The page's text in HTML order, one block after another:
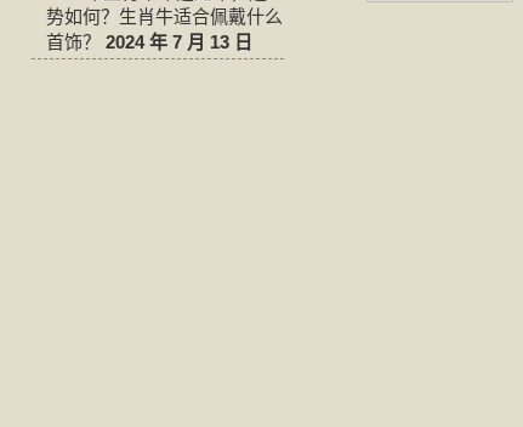
势如何？生肖牛适合佩戴什么
首饰？
2024 年 7 月 13 日